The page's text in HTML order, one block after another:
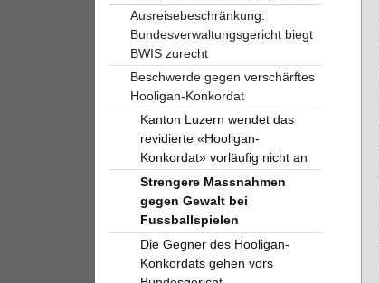
Ausreisebeschränkung:
Bundesverwaltungsgericht biegt
BWIS zurecht
Beschwerde gegen verschärftes
Hooligan-Konkordat
Kanton Luzern wendet das
revidierte «Hooligan-
Konkordat» vorläufig nicht an
Strengere Massnahmen
gegen Gewalt bei
Fussballspielen
Die Gegner des Hooligan-
Konkordats gehen vors